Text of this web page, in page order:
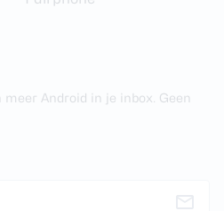
Android in je inbox. Geen